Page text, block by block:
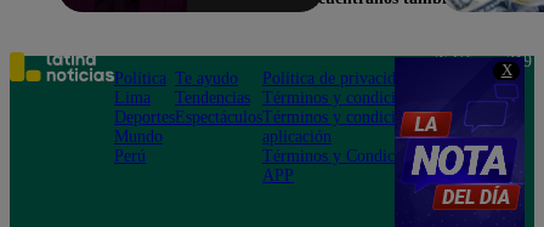
X
“Lo voy a
extrañar
muchísimo”!
Política
Lima
Deportes
Mundo
Perú
Te ayudo
Tendencias
Espectáculos
Política de privacidad
Términos y condiciones
Términos y condiciones
aplicación
Términos y Condiciones
APP
Teléfono: 219
Av. San
Felipe 968
Jesús María